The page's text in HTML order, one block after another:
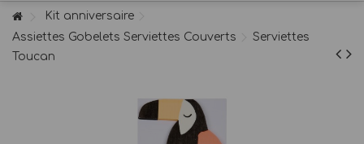
Kit anniversaire
Assiettes Gobelets Serviettes Couverts
Serviettes
Toucan